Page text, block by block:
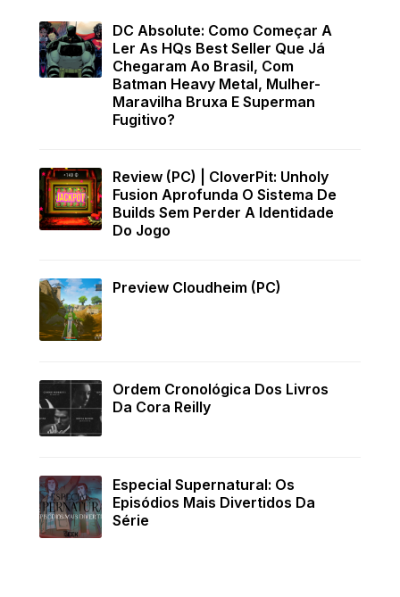
DC Absolute: Como Começar A
Ler As HQs Best Seller Que Já
Chegaram Ao Brasil, Com
Batman Heavy Metal, Mulher-
Maravilha Bruxa E Superman
Fugitivo?
Review (PC) | CloverPit: Unholy
Fusion Aprofunda O Sistema De
Builds Sem Perder A Identidade
Do Jogo
Preview Cloudheim (PC)
Ordem Cronológica Dos Livros
Da Cora Reilly
Especial Supernatural: Os
Episódios Mais Divertidos Da
Série